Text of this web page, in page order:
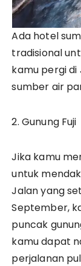
Ada hotel
tradisional
kamu pergi
sumber air
2. Gunung Fuji
Jika kamu
untuk
Jalan yang
September,
puncak
kamu dapat
perjalanan